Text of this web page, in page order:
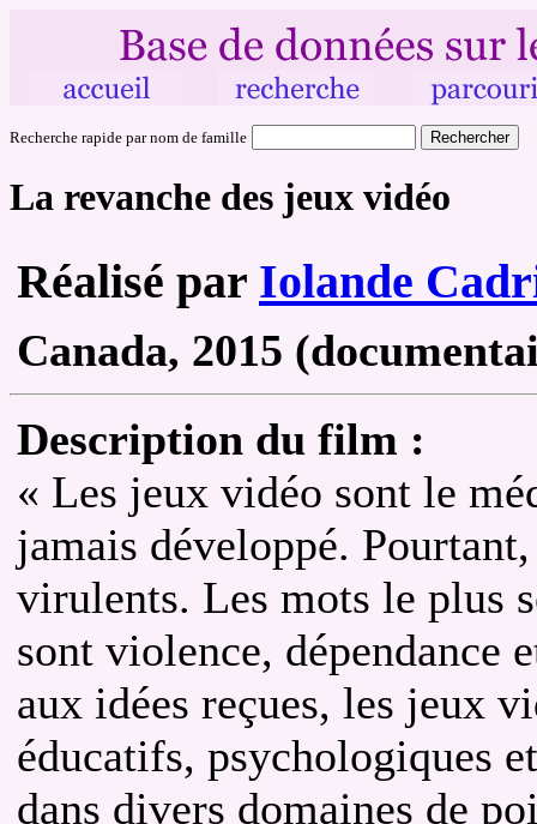
Recherche rapide par nom de famille
La revanche des jeux vidéo
Réalisé par Iolande
Canada, 2015
Description du film :
« Les jeux vidéo sont le
jamais développé.
virulents. Les mots le plus
sont violence, dépendance
aux idées reçues, les jeux
éducatifs, psychologiques
dans divers domaines de